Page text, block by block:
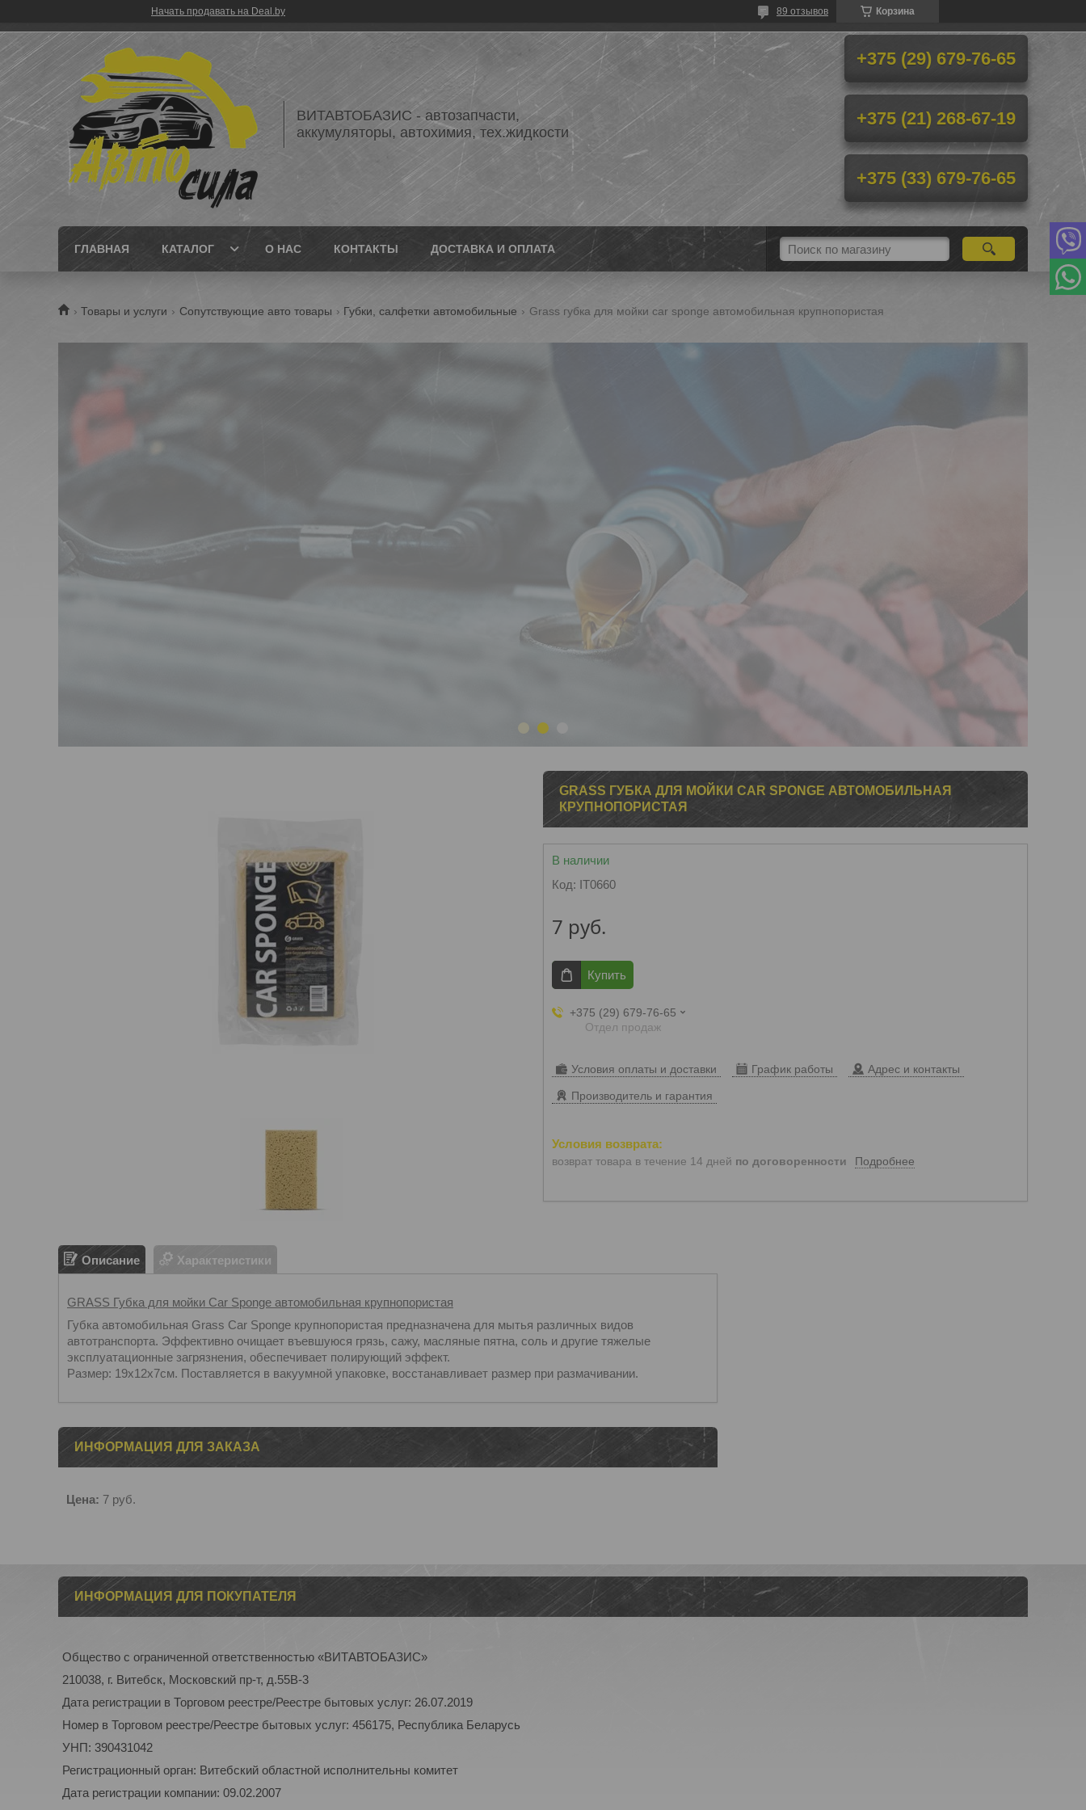
Начать продавать на Deal.by Корзина
89 отзывов
ВИТАВТОБАЗИС - автозапчасти,
аккумуляторы, автохимия, тех.жидкости
+375 (29) 679-76-65
+375 (21) 268-67-19
+375 (33) 679-76-65
ГЛАВНАЯ КАТАЛОГ О НАС КОНТАКТЫ ДОСТАВКА И ОПЛАТА
Товары и услуги Сопутствующие авто товары Губки, салфетки автомобильные Grass губка для мойки car sponge автомобильная крупнопористая
GRASS ГУБКА ДЛЯ МОЙКИ CAR SPONGE АВТОМОБИЛЬНАЯ
КРУПНОПОРИСТАЯ
В наличии
Код: IT0660
7 руб.
Купить
+375 (29) 679-76-65
Отдел продаж
Условия оплаты и доставки График работы Адрес и контакты
Производитель и гарантия
возврат товара в течение 14 дней по договоренности Подробнее
Описание Характеристики
GRASS Губка для мойки Car Sponge автомобильная крупнопористая
Губка автомобильная Grass Car Sponge крупнопористая предназначена для мытья различных видов
автотранспорта. Эффективно очищает въевшуюся грязь, сажу, масляные пятна, соль и другие тяжелые
эксплуатационные загрязнения, обеспечивает полирующий эффект.
Размер: 19х12х7см. Поставляется в вакуумной упаковке, восстанавливает размер при размачивании.
ИНФОРМАЦИЯ ДЛЯ ЗАКАЗА
Цена: 7 руб.
ИНФОРМАЦИЯ ДЛЯ ПОКУПАТЕЛЯ
Общество с ограниченной ответственностью «ВИТАВТОБАЗИС»
210038, г. Витебск, Московский пр-т, д.55В-3
Дата регистрации в Торговом реестре/Реестре бытовых услуг: 26.07.2019
Номер в Торговом реестре/Реестре бытовых услуг: 456175, Республика Беларусь
УНП: 390431042
Регистрационный орган: Витебский областной исполнительны комитет
Дата регистрации компании: 09.02.2007